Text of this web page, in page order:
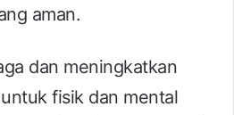
aman.
dan meningkatkan
fisik dan mental